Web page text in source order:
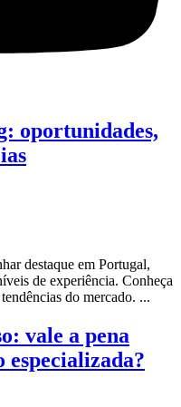
oportunidades,
destaque em Portugal,
de experiência. Conheça
do mercado. ...
vale a pena